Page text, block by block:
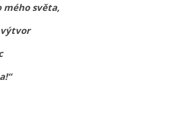
mého světa,
výtvor